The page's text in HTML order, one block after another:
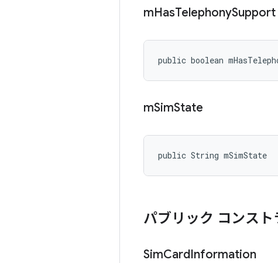
mHasTelephonySupport
public boolean
mSimState
public String mSimState
パブリック コンスト
SimCardInformation